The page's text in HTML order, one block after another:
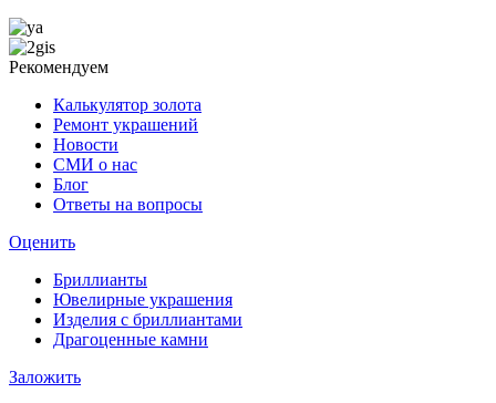
Рекомендуем
Калькулятор золота
Ремонт украшений
Новости
СМИ о нас
Блог
Ответы на вопросы
Оценить
Бриллианты
Ювелирные украшения
Изделия с бриллиантами
Драгоценные камни
Заложить